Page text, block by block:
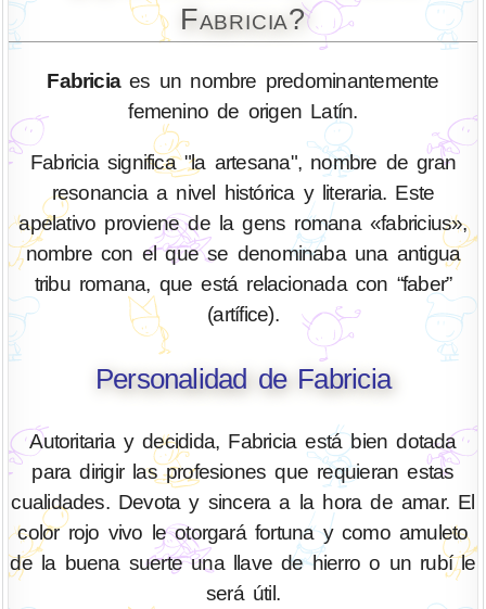
Fabricia?
Fabriciaes un nombre predominantemente
femenino de origen Latín.
Fabricia significa "la artesana", nombre de gran
resonancia a nivel histórica y literaria. Este
apelativo proviene de la gens romana «fabricius»,
nombre con el que se denominaba una antigua
tribu romana, que está relacionada con “faber”
(artífice).
Personalidad de Fabricia
Autoritaria y decidida, Fabricia está bien dotada
para dirigir las profesiones que requieran estas
cualidades. Devota y sincera a la hora de amar. El
color rojo vivo le otorgará fortuna y como amuleto
de la buena suerte una llave de hierro o un rubí le
será útil.